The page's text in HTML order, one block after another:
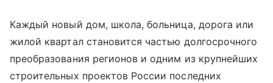
Каждый новый дом, школа, больница, дорога или
жилой квартал становится частью долгосрочного
преобразования регионов и одним из крупнейших
строительных проектов России последних